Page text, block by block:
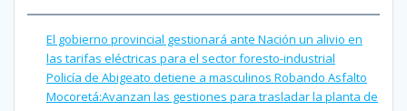
El gobierno provincial gestionará ante Nación un alivio en
las tarifas eléctricas para el sector foresto-industrial
Policía de Abigeato detiene a masculinos Robando Asfalto
Mocoretá:Avanzan las gestiones para trasladar la planta de